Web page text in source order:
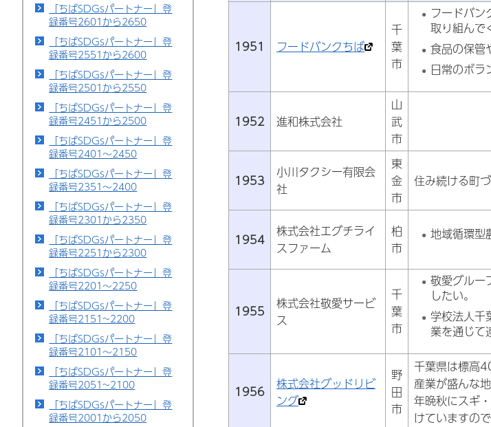
「ちばSDGsパートナー」登
録番号2601から2650
「ちばSDGsパートナー」登
録番号2551から2600
「ちばSDGsパートナー」登
録番号2501から2550
「ちばSDGsパートナー」登
録番号2451から2500
「ちばSDGsパートナー」登
録番号2401～2450
「ちばSDGsパートナー」登
録番号2351～2400
「ちばSDGsパートナー」登
録番号2301から2350
「ちばSDGsパートナー」登
録番号2251から2300
「ちばSDGsパートナー」登
録番号2201～2250
「ちばSDGsパートナー」登
録番号2151~2200
「ちばSDGsパートナー」登
録番号2101～2150
「ちばSDGsパートナー」登
録番号2051~2100
「ちばSDGsパートナー」登
録番号2001から2050
1951 フードバンクちば
千
葉
市
フードバン
取り組んで
食品の保管
日常のボラ
1952 進和株式会社
山
武
市
1953
小川タクシー有限会
社
東
金
市
住み続ける町
1954
株式会社エグチライ
スファーム
柏
市
地域循環型
1955
株式会社敬愛サービ
ス
千
葉
市
敬愛グルー
したい。
学校法人千
業を通じて
1956
株式会社グッドリビ
ング
野
田
市
千葉県は標高
産業が盛んな
年晩秋にスギ
けていますの